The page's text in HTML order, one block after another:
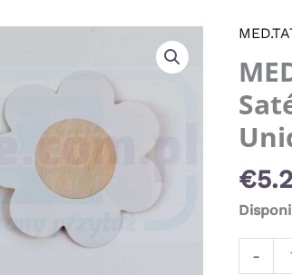
€
-
-
de
satén
carne
20